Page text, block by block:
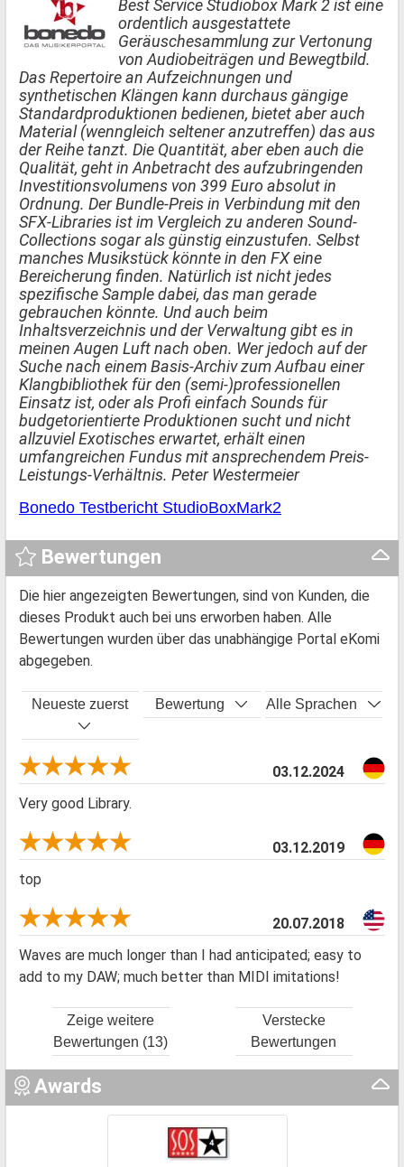
Best Service Studiobox Mark 2 ist eine
ordentlich ausgestattete
Geräuschesammlung zur Vertonung
von Audiobeiträgen und Bewegtbild.
Das Repertoire an Aufzeichnungen und
synthetischen Klängen kann durchaus gängige
Standardproduktionen bedienen, bietet aber auch
Material (wenngleich seltener anzutreffen) das aus
der Reihe tanzt. Die Quantität, aber eben auch die
Qualität, geht in Anbetracht des aufzubringenden
Investitionsvolumens von 399 Euro absolut in
Ordnung. Der Bundle-Preis in Verbindung mit den
SFX-Libraries ist im Vergleich zu anderen Sound-
Collections sogar als günstig einzustufen. Selbst
manches Musikstück könnte in den FX eine
Bereicherung finden. Natürlich ist nicht jedes
spezifische Sample dabei, das man gerade
gebrauchen könnte. Und auch beim
Inhaltsverzeichnis und der Verwaltung gibt es in
meinen Augen Luft nach oben. Wer jedoch auf der
Suche nach einem Basis-Archiv zum Aufbau einer
Klangbibliothek für den (semi-)professionellen
Einsatz ist, oder als Profi einfach Sounds für
budgetorientierte Produktionen sucht und nicht
allzuviel Exotisches erwartet, erhält einen
umfangreichen Fundus mit ansprechendem Preis-
Leistungs-Verhältnis. Peter Westermeier
Bonedo Testbericht StudioBoxMark2
Bewertungen
Die hier angezeigten Bewertungen, sind von Kunden, die
dieses Produkt auch bei uns erworben haben. Alle
Bewertungen wurden über das unabhängige Portal eKomi
abgegeben.
Neueste zuerst Bewertung Alle Sprachen
03.12.2024
Very good Library.
03.12.2019
top
20.07.2018
Waves are much longer than I had anticipated; easy to
add to my DAW; much better than MIDI imitations!
Zeige weitere
Bewertungen (13)
Verstecke
Bewertungen
Awards